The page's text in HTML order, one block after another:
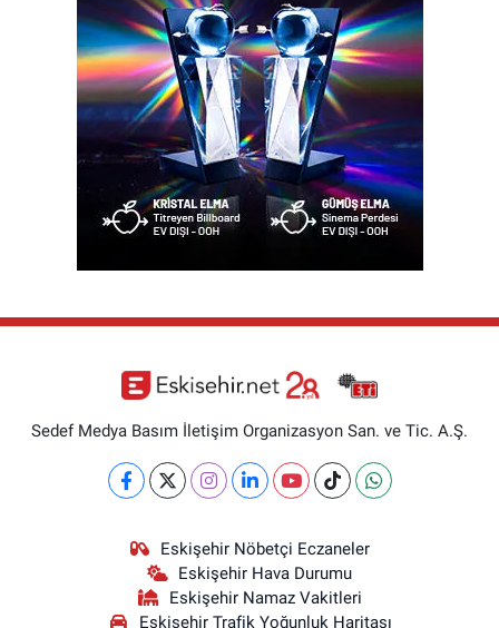
Sedef Medya Basım İletişim Organizasyon San. ve Tic. A.Ş.
Eskişehir Nöbetçi Eczaneler
Eskişehir Hava Durumu
Eskişehir Namaz Vakitleri
Eskişehir Trafik Yoğunluk Haritası